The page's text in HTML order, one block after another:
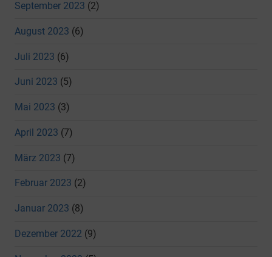
September 2023 (2)
August 2023 (6)
Juli 2023 (6)
Juni 2023 (5)
Mai 2023 (3)
April 2023 (7)
März 2023 (7)
Februar 2023 (2)
Januar 2023 (8)
Dezember 2022 (9)